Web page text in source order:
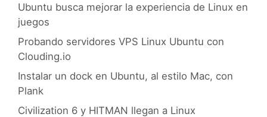
Ubuntu busca mejorar la experiencia de Linux en
juegos
Probando servidores VPS Linux Ubuntu con
Clouding.io
Instalar un dock en Ubuntu, al estilo Mac, con
Plank
Civilization 6 y HITMAN llegan a Linux